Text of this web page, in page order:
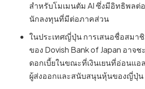
สำหรับโมเมนตัม AI ซึ่งมีอิทธิพลต่
นักลงทุนที่มีต่อภาคส่วน
ในประเทศญี่ปุ่น การเสนอชื่อสมา
ของ Dovish Bank of Japan อาจ
ดอกเบี้ยในขณะที่เงินเยนที่อ่อนแอ
ผู้ส่งออกและสนับสนุนหุ้นของญี่ปุ่น